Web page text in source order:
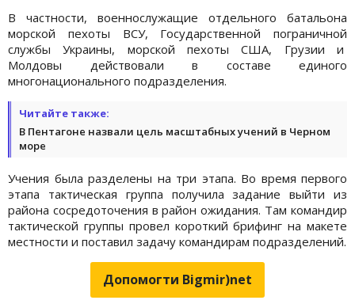
В частности, военнослужащие отдельного батальона
морской пехоты ВСУ, Государственной пограничной
службы Украины, морской пехоты США, Грузии и
Молдовы действовали в составе единого
многонационального подразделения.
Читайте также:
В Пентагоне назвали цель масштабных учений в Черном
море
Учения была разделены на три этапа. Во время первого
этапа тактическая группа получила задание выйти из
района сосредоточения в район ожидания. Там командир
тактической группы провел короткий брифинг на макете
местности и поставил задачу командирам подразделений.
Допомогти Bigmir)net